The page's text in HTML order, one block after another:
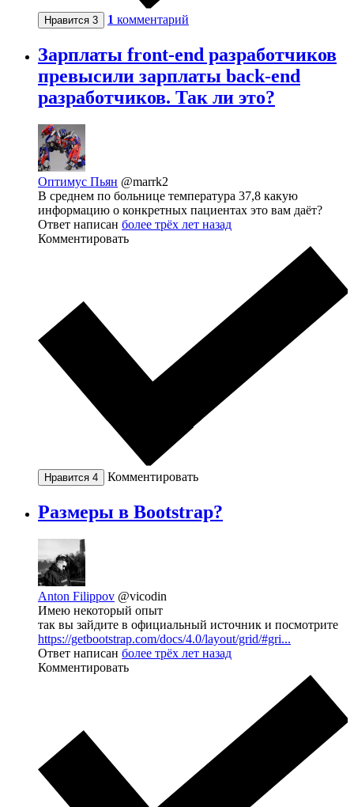
Нравится 3 1 комментарий
Зарплаты front-end разработчиков
превысили зарплаты back-end
разработчиков. Так ли это?
Оптимус Пьян @marrk2
В среднем по больнице температура 37,8 какую
информацию о конкретных пациентах это вам даёт?
Ответ написан более трёх лет назад
Комментировать
Нравится 4 Комментировать
Размеры в Bootstrap?
Anton Filippov @vicodin
Имею некоторый опыт
так вы зайдите в официальный источник и посмотрите
https://getbootstrap.com/docs/4.0/layout/grid/#gri...
Ответ написан более трёх лет назад
Комментировать